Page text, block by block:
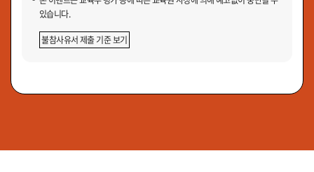
있습니다.
불참사유서 제출 기준 보기